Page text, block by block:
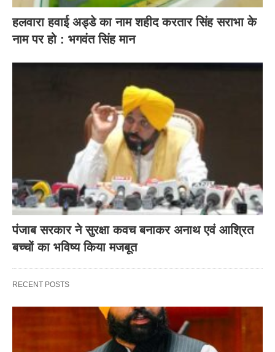
हलवारा हवाई अड्डे का नाम शहीद करतार सिंह सराभा के
नाम पर हो : भगवंत सिंह मान
पंजाब सरकार ने सुरक्षा कवच बनाकर अनाथ एवं आश्रित
बच्चों का भविष्य किया मजबूत
RECENT POSTS